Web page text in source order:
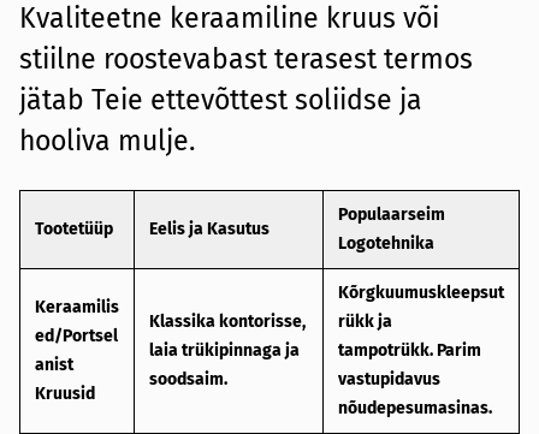
Kvaliteetne keraamiline kruus või
stiilne roostevabast terasest termos
jätab Teie ettevõttest soliidse ja
hooliva mulje.
Tootetüüp Eelis ja Kasutus
Populaarseim
Logotehnika
Keraamilis
ed/Portsel
anist
Kruusid
Klassika kontorisse,
laia trükipinnaga ja
soodsaim.
Kõrgkuumuskleepsut
rükk ja
tampotrükk.Parim
vastupidavus
nõudepesumasinas.